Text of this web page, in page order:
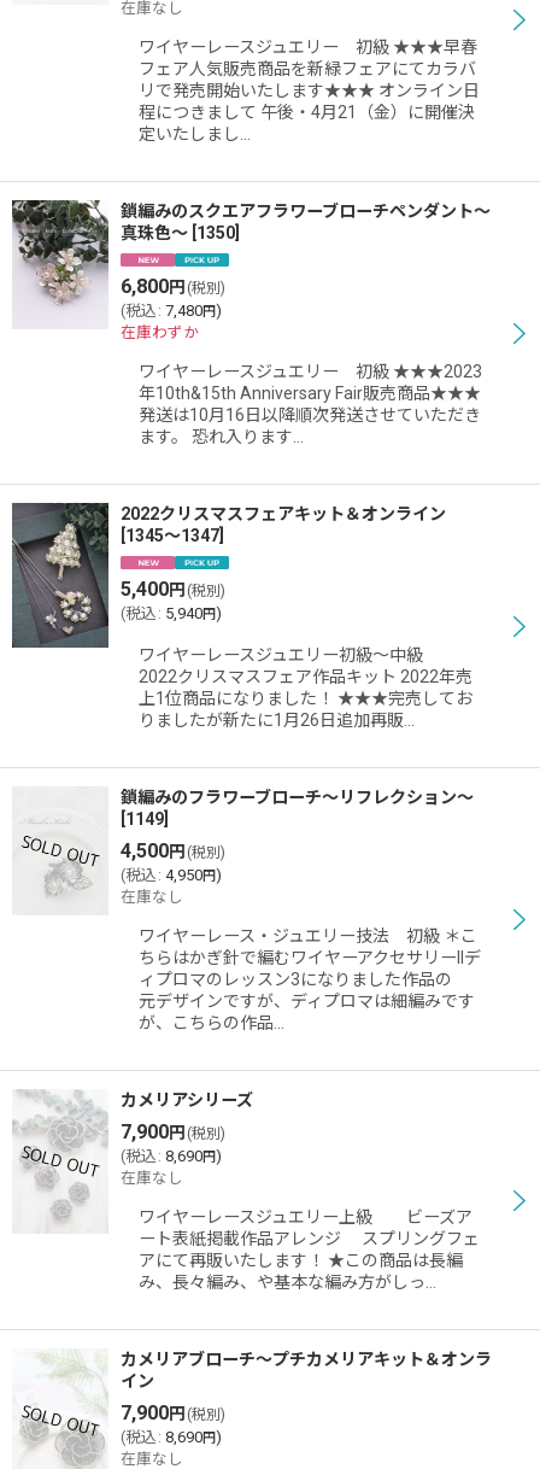
在庫なし
ワイヤーレースジュエリー 初級 ★★★早春
フェア人気販売商品を新緑フェアにてカラバ
リで発売開始いたします★★★ オンライン日
程につきまして 午後・4月21（金）に開催決
定いたしまし…
鎖編みのスクエアフラワーブローチペンダント〜
真珠色〜 1350
6,800円 (税別)
(税込 : 7,480円)
在庫わずか
ワイヤーレースジュエリー 初級 ★★★2023
年10th&15th Anniversary Fair販売商品★★★
発送は10月16日以降順次発送させていただき
ます。 恐れ入ります…
2022クリスマスフェアキット＆オンライン
1345〜1347
5,400円 (税別)
(税込 : 5,940円)
ワイヤーレースジュエリー初級〜中級
2022クリスマスフェア作品キット 2022年売
上1位商品になりました！ ★★★完売してお
りましたが新たに1月26日追加再販…
鎖編みのフラワーブローチ〜リフレクション〜
1149
4,500円 (税別)
(税込 : 4,950円)
在庫なし
ワイヤーレース・ジュエリー技法 初級 ＊こ
ちらはかぎ針で編むワイヤーアクセサリーIIデ
ィプロマのレッスン3になりました作品の
元デザインですが、ディプロマは細編みです
が、こちらの作品…
カメリアシリーズ
7,900円 (税別)
(税込 : 8,690円)
在庫なし
ワイヤーレースジュエリー上級 ビーズア
ート表紙掲載作品アレンジ スプリングフェ
アにて再販いたします！ ★この商品は長編
み、長々編み、や基本な編み方がしっ…
カメリアブローチ〜プチカメリアキット＆オンラ
イン
7,900円 (税別)
(税込 : 8,690円)
在庫なし